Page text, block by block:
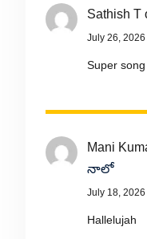
Sathish T
July 26, 2026
Super
Mani
నాలో
July 18, 2026
Hallelujah